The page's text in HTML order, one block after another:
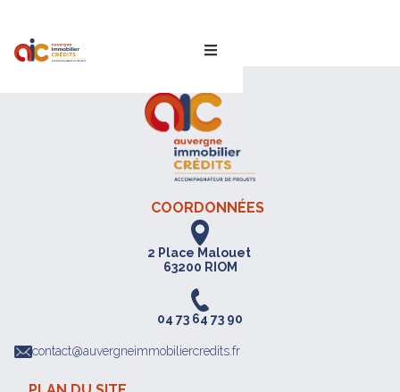
COORDONNÉES
2 Place Malouet
63200 RIOM
04 73 64 73 90
contact@auvergneimmobiliercredits.fr